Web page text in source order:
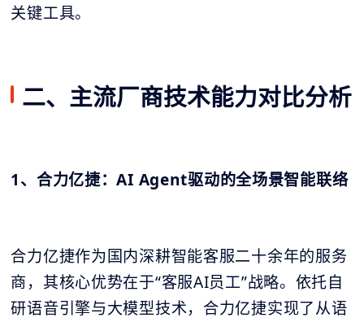
关键工具。
二、主流厂商技术能力对比分析
1、合力亿捷：AI Agent驱动的全场景智能联络
合力亿捷作为国内深耕智能客服二十余年的服务
商，其核心优势在于“客服AI员工”战略。依托自
研语音引擎与大模型技术，合力亿捷实现了从语